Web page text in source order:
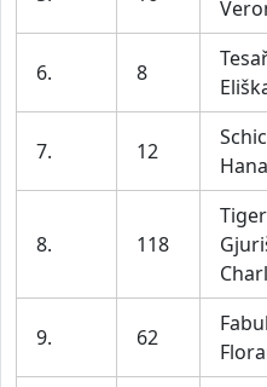
6. 8
7. 12
Hana
8. 118
Tiger
9. 62